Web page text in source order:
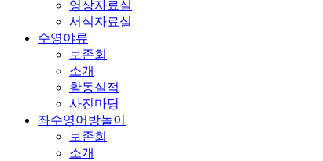
영상자료실
서식자료실
수영야류
보존회
소개
활동실적
사진마당
좌수영어방놀이
보존회
소개